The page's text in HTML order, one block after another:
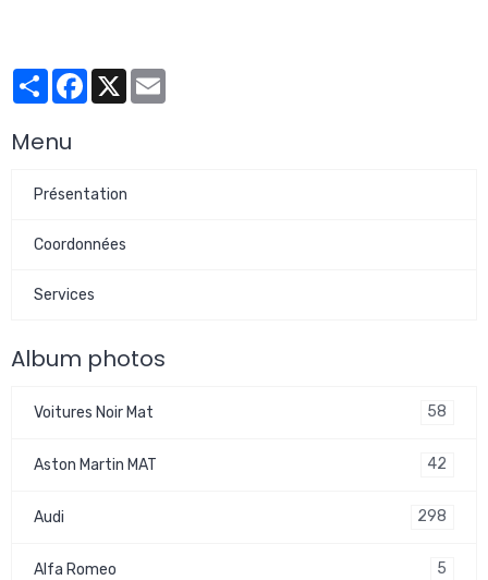
PartagerFacebook
X
Menu
Présentation
Coordonnées
Services
Album photos
Voitures Noir Mat 58
Aston Martin MAT 42
Audi 298
Alfa Romeo 5